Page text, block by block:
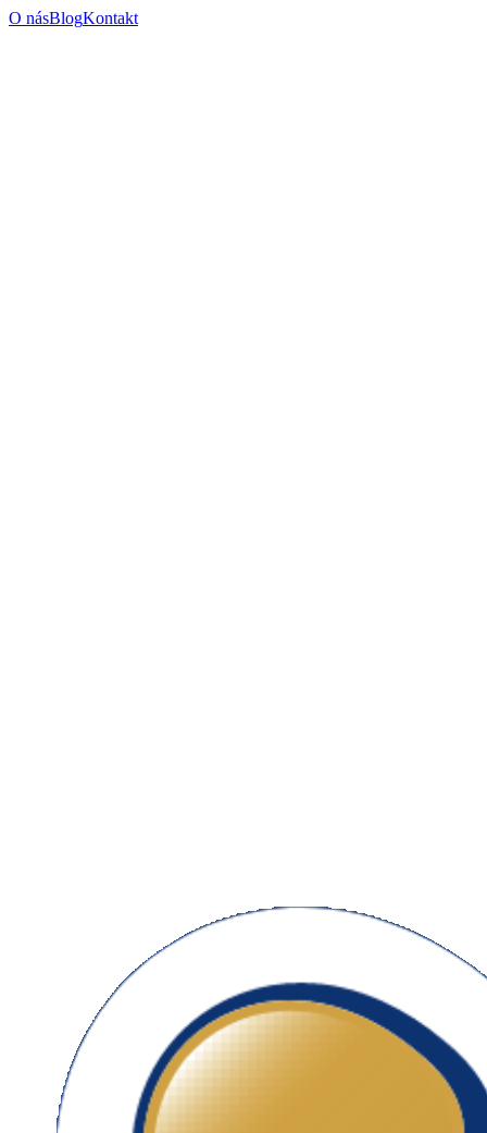
O násBlogKontakt